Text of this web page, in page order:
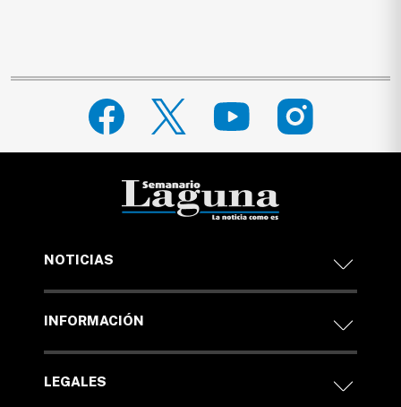
NOTICIAS
INFORMACIÓN
LEGALES